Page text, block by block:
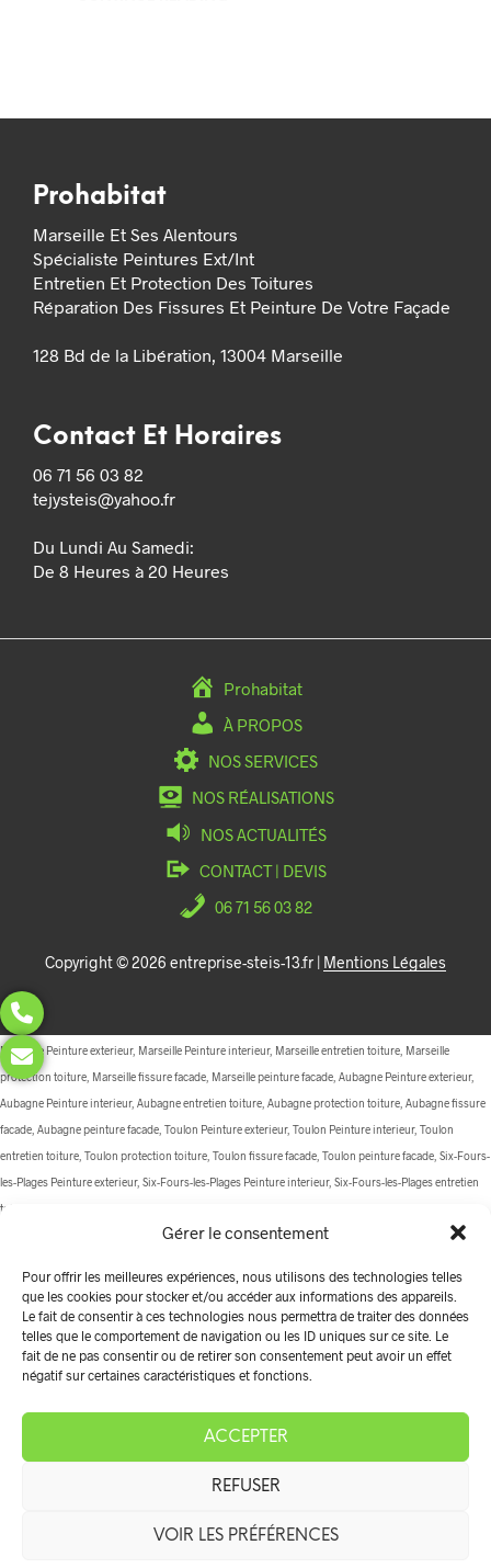
Gérer le consentement
Pour offrir les meilleures expériences, nous utilisons des technologies telles
que les cookies pour stocker et/ou accéder aux informations des appareils.
Le fait de consentir à ces technologies nous permettra de traiter des données
telles que le comportement de navigation ou les ID uniques sur ce site. Le
fait de ne pas consentir ou de retirer son consentement peut avoir un effet
négatif sur certaines caractéristiques et fonctions.
ACCEPTER
REFUSER
VOIR LES PRÉFÉRENCES
Prohabitat
Marseille Et Ses Alentours
Spécialiste Peintures Ext/Int
Entretien Et Protection Des Toitures
Réparation Des Fissures Et Peinture De Votre Façade
128 Bd de la Libération, 13004 Marseille
Contact Et Horaires
06 71 56 03 82
tejysteis@yahoo.fr
Du Lundi Au Samedi:
De 8 Heures à 20 Heures
Prohabitat
À PROPOS
NOS SERVICES
NOS RÉALISATIONS
NOS ACTUALITÉS
CONTACT | DEVIS
06 71 56 03 82
Copyright © 2026 entreprise-steis-13.fr | Mentions Légales
Marseille Peinture exterieur, Marseille Peinture interieur, Marseille entretien toiture, Marseille
protection toiture, Marseille fissure facade, Marseille peinture facade, Aubagne Peinture exterieur,
Aubagne Peinture interieur, Aubagne entretien toiture, Aubagne protection toiture, Aubagne fissure
facade, Aubagne peinture facade, Toulon Peinture exterieur, Toulon Peinture interieur, Toulon
entretien toiture, Toulon protection toiture, Toulon fissure facade, Toulon peinture facade, Six-Fours-
les-Plages Peinture exterieur, Six-Fours-les-Plages Peinture interieur, Six-Fours-les-Plages entretien
toiture, Six-Fours-les-Plages protection toiture, Six-Fours-les-Plages fissure facade, Six-Fours-les-
Plages peinture facade, La Ciotat Peinture exterieur, La Ciotat Peinture interieur, La Ciotat entretien
Provence Peinture exterieur, Carnoux-en-Provence Peinture interieur, Carnoux-en-Provence
entretien toiture, Carnoux-en-Provence protection toiture, Carnoux-en-Provence fissure facade,
Carnoux-en-Provence peinture facade, Les Pennes-Mirabeau Peinture exterieur, Les Pennes-
Mirabeau Peinture interieur, Les Pennes-Mirabeau entretien toiture, Les Pennes-Mirabeau protection
d'Azur Peinture exterieur, La Cadière-d'Azur Peinture interieur, La Cadière-d'Azur entretien toiture, La
Cadière-d'Azur protection toiture, La Cadière-d'Azur fissure facade, La Cadière-d'Azur peinture
Peinture interieur, Cassis entretien toiture, Cassis protection toiture, Cassis fissure facade, Cassis